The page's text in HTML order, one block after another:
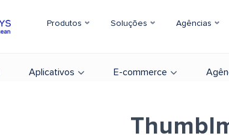
Produtos Soluções Agências
Aplicativos E-commerce